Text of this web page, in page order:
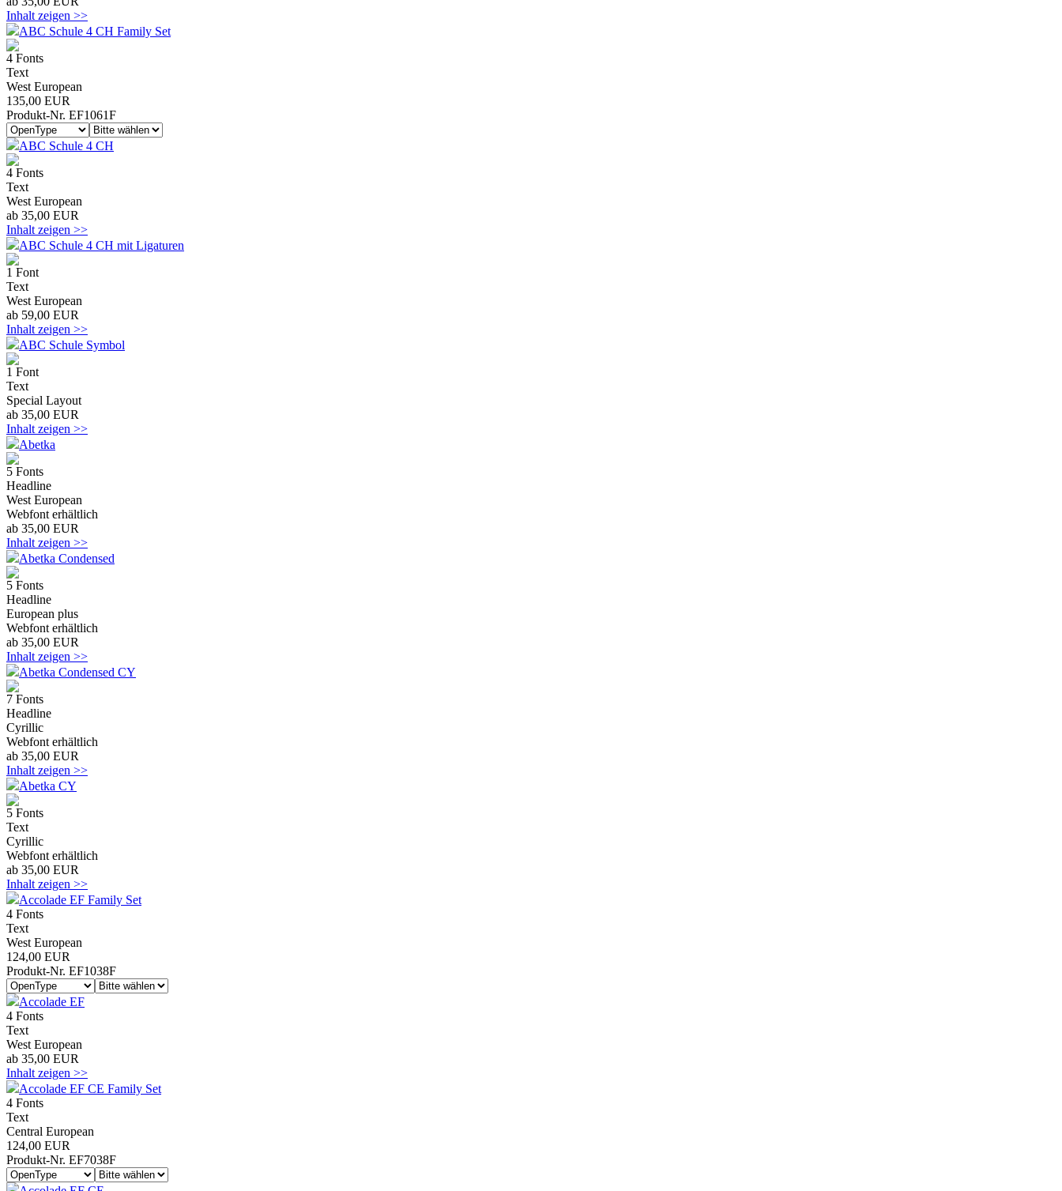
Inhalt zeigen >>
ABC Schule 4 CH Family Set
4 Fonts
Text
West European
135,00 EUR
Produkt-Nr. EF1061F
ABC Schule 4 CH
4 Fonts
Text
West European
ab 35,00 EUR
Inhalt zeigen >>
ABC Schule 4 CH mit Ligaturen
1 Font
Text
West European
ab 59,00 EUR
Inhalt zeigen >>
ABC Schule Symbol
1 Font
Text
Special Layout
ab 35,00 EUR
Inhalt zeigen >>
Abetka
5 Fonts
Headline
West European
Webfont erhältlich
ab 35,00 EUR
Inhalt zeigen >>
Abetka Condensed
5 Fonts
Headline
European plus
Webfont erhältlich
ab 35,00 EUR
Inhalt zeigen >>
Abetka Condensed CY
7 Fonts
Headline
Cyrillic
Webfont erhältlich
ab 35,00 EUR
Inhalt zeigen >>
Abetka CY
5 Fonts
Text
Cyrillic
Webfont erhältlich
ab 35,00 EUR
Inhalt zeigen >>
Accolade EF Family Set
4 Fonts
Text
West European
124,00 EUR
Produkt-Nr. EF1038F
Accolade EF
4 Fonts
Text
West European
ab 35,00 EUR
Inhalt zeigen >>
Accolade EF CE Family Set
4 Fonts
Text
Central European
124,00 EUR
Produkt-Nr. EF7038F